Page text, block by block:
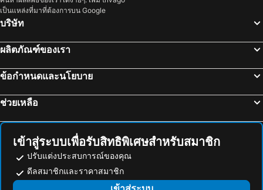
อุทยานแห่งชาติเขื่อนศรีนครินทร์
บีทีเอส หมอชิต
บีทีเอส พญาไท
เดอะมอลล์บางกะปิ
สถานีรถไฟ
เอ็มอาร์ที สีลม
บีทีเอส อ่อนนุช
บีทีเอส ราชเทวี
เซ็นทรัลเวิลด์
MRT พระราม 9
อุทยานแห่งชาติไทรโยค
เป็นแหล่งที่มาที่ต้องการบน Google
บริษัท
ผลิตภัณฑ์ของเรา
ข้อกำหนดและนโยบาย
ช่วยเหลือ
เข้าสู่ระบบเพื่อรับสิทธิพิเศษสำหรับสมาชิก
ปรับแต่งประสบการณ์ของคุณ
ดีลสมาชิกและราคาสมาชิก